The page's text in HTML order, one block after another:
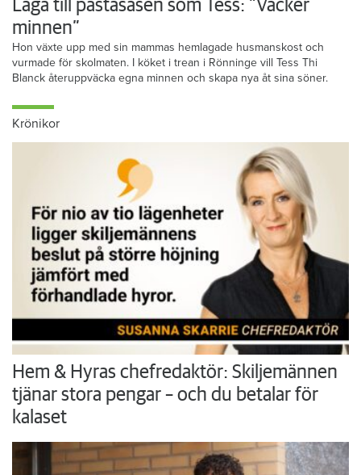
Laga till pastasåsen som Tess: ”Väcker
minnen”
Hon växte upp med sin mammas hemlagade husmanskost och
vurmade för skolmaten. I köket i trean i Rönninge vill Tess Thi
Blanck återuppväcka egna minnen och skapa nya åt sina söner.
Krönikor
Hem & Hyras chefredaktör: Skiljemännen
tjänar stora pengar – och du betalar för
kalaset